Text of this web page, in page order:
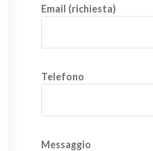
Email (richiesta)
Telefono
Messaggio